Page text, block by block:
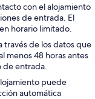
con el alojamiento
de entrada. El
horario limitado.
través de los datos que
menos 48 horas antes
de entrada.
puede
automática